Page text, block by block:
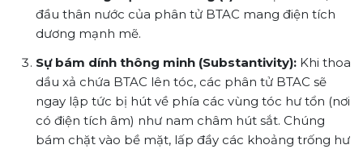
đầu thân nước của phân tử BTAC mang điện tích
dương mạnh mẽ.
Sự bám dính thông minh (Substantivity): Khi thoa
dầu xả chứa BTAC lên tóc, các phân tử BTAC sẽ
ngay lập tức bị hút về phía các vùng tóc hư tổn (nơi
có điện tích âm) như nam châm hút sắt. Chúng
bám chặt vào bề mặt, lấp đầy các khoảng trống hư